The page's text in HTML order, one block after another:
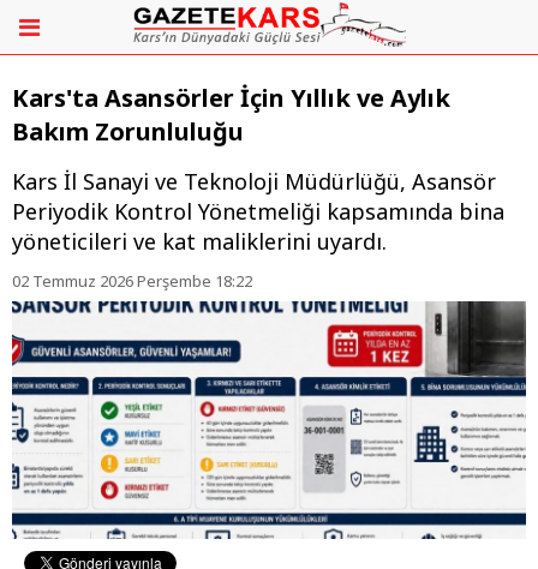
Kars'ta Asansörler İçin Yıllık ve Aylık
Bakım Zorunluluğu
Kars İl Sanayi ve Teknoloji Müdürlüğü, Asansör
Periyodik Kontrol Yönetmeliği kapsamında bina
yöneticileri ve kat maliklerini uyardı.
02 Temmuz 2026 Perşembe 18:22